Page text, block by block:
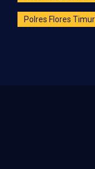
Polres Flores Timur